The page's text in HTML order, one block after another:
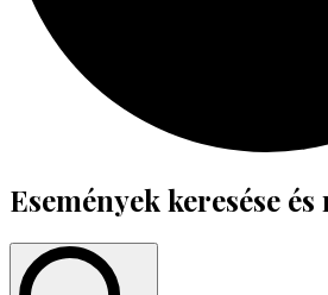
Események
for
2026,június,19
Események keresése és